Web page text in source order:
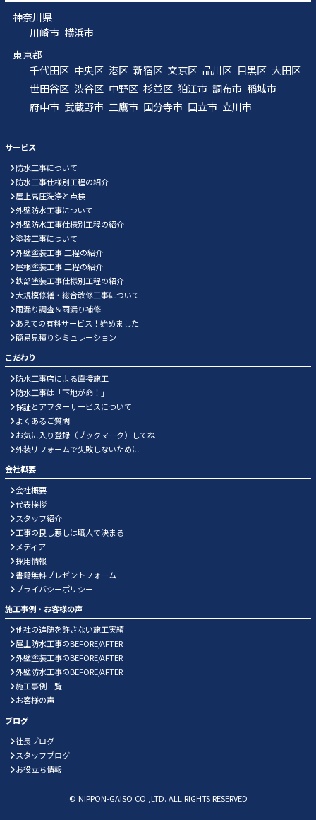
神奈川県
川崎市 横浜市
東京都
千代田区 中央区 港区 新宿区 文京区 品川区 目黒区 大田区
世田谷区 渋谷区 中野区 杉並区 狛江市 調布市 稲城市
府中市 武蔵野市 三鷹市 国分寺市 国立市 立川市
サービス
防水工事について
防水工事仕様別工程の紹介
屋上高圧洗浄と点検
外壁防水工事について
外壁防水工事仕様別工程の紹介
塗装工事について
外壁塗装工事 工程の紹介
屋根塗装工事 工程の紹介
鉄部塗装工事仕様別工程の紹介
大規模修繕・総合改修工事について
雨漏り調査＆雨漏り補修
あえての有料サービス！始めました
簡易見積りシミュレーション
こだわり
防水工事店による直接施工
防水工事は「下地が命！」
保証とアフターサービスについて
よくあるご質問
お気に入り登録（ブックマーク）してね
外装リフォームで失敗しないために
会社概要
会社概要
代表挨拶
スタッフ紹介
工事の良し悪しは職人で決まる
メディア
採用情報
書籍無料プレゼントフォーム
プライバシーポリシー
施工事例・お客様の声
他社の追随を許さない施工実績
屋上防水工事のBEFORE/AFTER
外壁塗装工事のBEFORE/AFTER
外壁防水工事のBEFORE/AFTER
施工事例一覧
お客様の声
ブログ
社長ブログ
スタッフブログ
お役立ち情報
© NIPPON-GAISO CO.,LTD. ALL RIGHTS RESERVED